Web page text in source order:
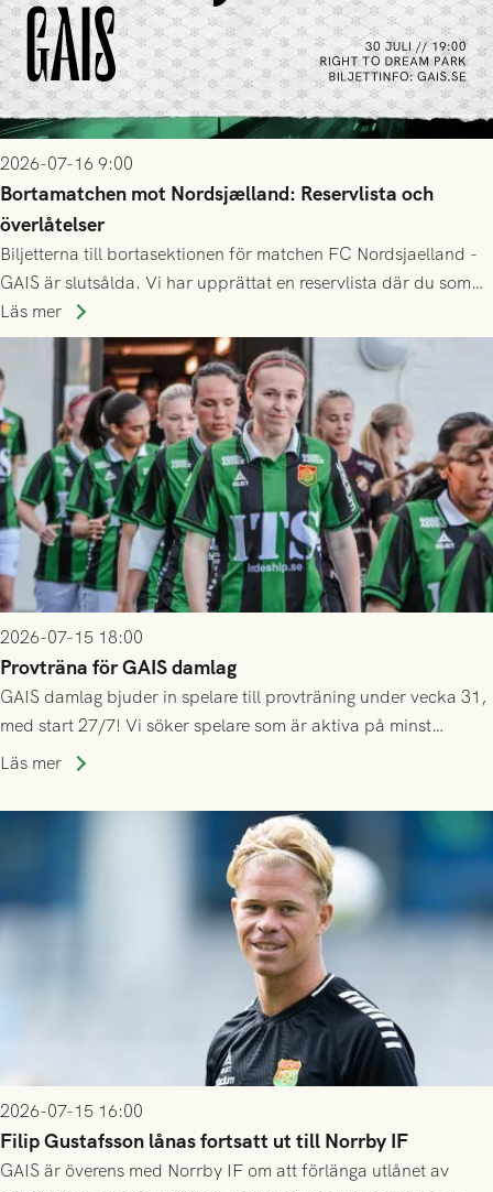
2026-07-16 9:00
Bortamatchen mot Nordsjælland: Reservlista och
överlåtelser
Biljetterna till bortasektionen för matchen FC Nordsjaelland -
GAIS är slutsålda. Vi har upprättat en reservlista där du som
ännu inte har någon biljett kan anmäla ditt intresse. Du kan
inte själv överlåta din biljett till någon annan.
Läs mer
2026-07-15 18:00
Provträna för GAIS damlag
GAIS damlag bjuder in spelare till provträning under vecka 31,
med start 27/7! Vi söker spelare som är aktiva på minst
division 3-nivå.
Läs mer
2026-07-15 16:00
Filip Gustafsson lånas fortsatt ut till Norrby IF
GAIS är överens med Norrby IF om att förlänga utlånet av